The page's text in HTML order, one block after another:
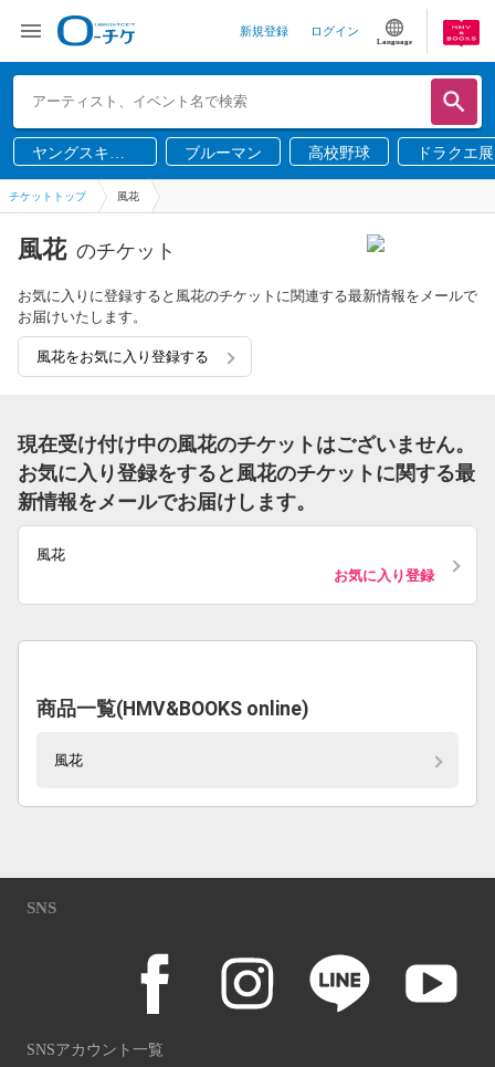
新規登録 ログイン
Language
ヤングスキニ
ー
ブルーマン 高校野球 ドラクエ展
チケットトップ 風花
風花 のチケット
お気に入りに登録すると風花のチケットに関連する最新情報をメールで
お届けいたします。
風花をお気に入り登録する
現在受け付け中の風花のチケットはございません。
お気に入り登録をすると風花のチケットに関する最
新情報をメールでお届けします。
風花
お気に入り登録
商品一覧(HMV&BOOKS online)
風花
SNS
SNSアカウント一覧